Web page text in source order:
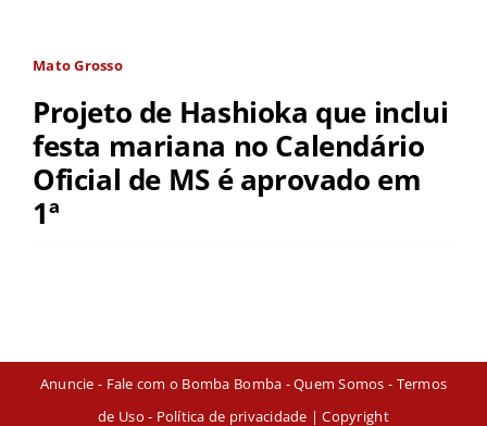
Mato Grosso
Projeto de Hashioka que inclui
festa mariana no Calendário
Oficial de MS é aprovado em
1ª
Anuncie - Fale com o Bomba Bomba -Quem Somos - Termos
de Uso - Política de privacidade | Copyright